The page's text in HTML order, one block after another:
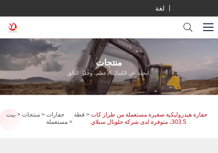
لغة
منتجات
ابحث عن الكمال الأعظم، وخلق التألق.
بيت منتجات
حفارات
مستعملة
قطة
حفارة هيدروليكية صغيرة مستعملة من طراز كات
303.5، متوفرة لدى شركة جلوبال سبلاي